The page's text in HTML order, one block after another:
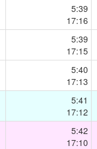
5:39
17:16
5:39
17:15
5:40
17:13
5:41
17:12
5:42
17:10